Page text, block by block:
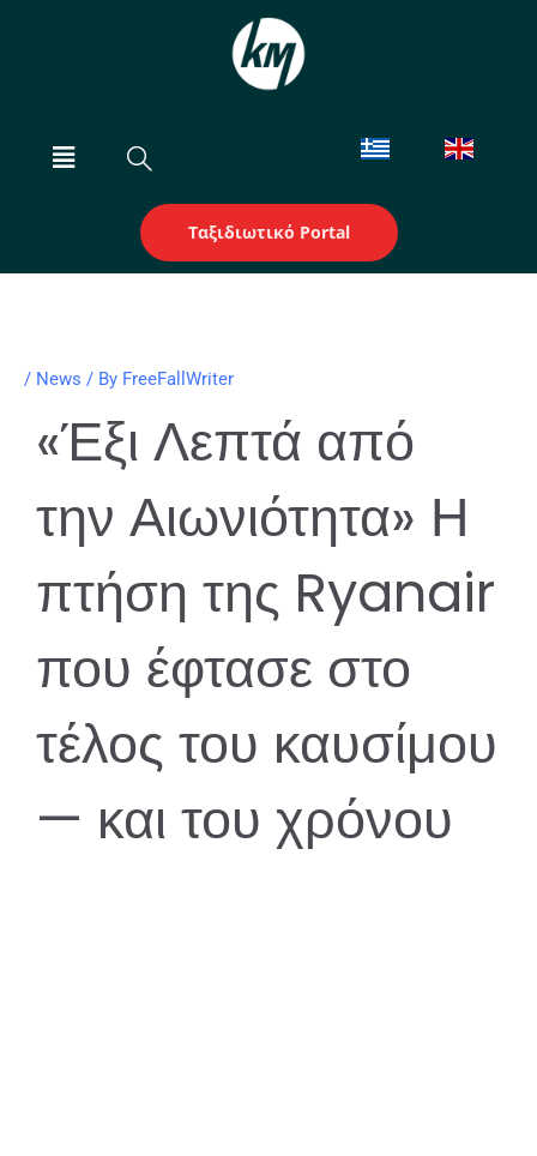
Menu
Ταξιδιωτικό Portal
/ News / By FreeFallWriter
«Έξι Λεπτά από
την Αιωνιότητα» Η
πτήση της Ryanair
που έφτασε στο
τέλος του καυσίμου
— και του χρόνου